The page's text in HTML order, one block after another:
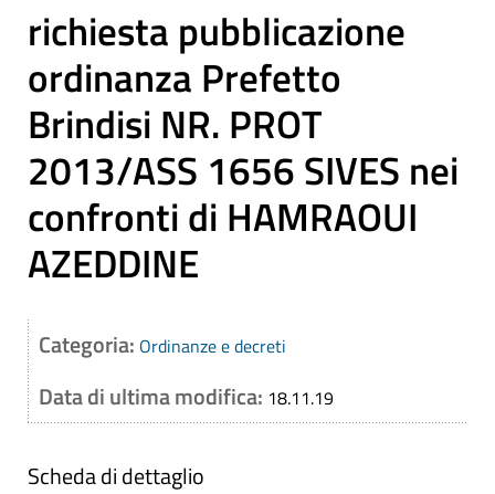
richiesta pubblicazione
ordinanza Prefetto
Brindisi NR. PROT
2013/ASS 1656 SIVES nei
confronti di HAMRAOUI
AZEDDINE
Categoria: Ordinanze e decreti
Data di ultima modifica: 18.11.19
Scheda di dettaglio